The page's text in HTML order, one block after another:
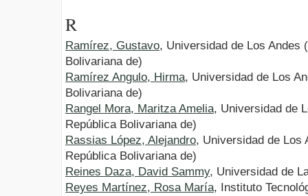
R
Ramírez, Gustavo, Universidad de Los Andes
Bolivariana de)
Ramírez Angulo, Hirma, Universidad de Los
Bolivariana de)
Rangel Mora, Maritza Amelia, Universidad de
República Bolivariana de)
Rassias López, Alejandro, Universidad de Los
República Bolivariana de)
Reines Daza, David Sammy, Universidad de
Reyes Martínez, Rosa María, Instituto